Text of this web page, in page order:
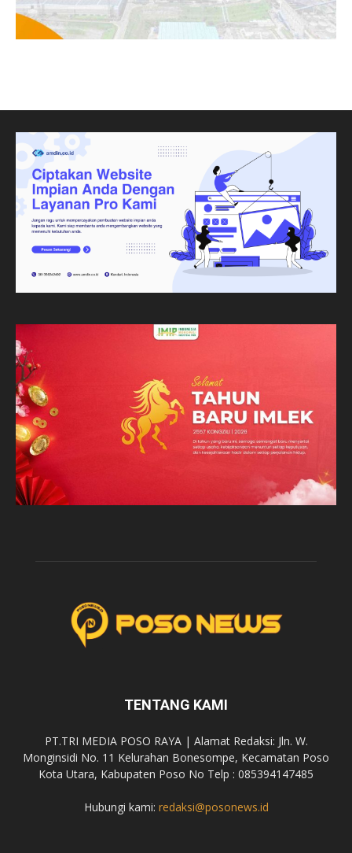
TENTANG KAMI
PT.TRI MEDIA POSO RAYA | Alamat Redaksi: Jln. W.
Monginsidi No. 11 Kelurahan Bonesompe, Kecamatan Poso
Kota Utara, Kabupaten Poso No Telp : 085394147485
Hubungi kami: redaksi@posonews.id